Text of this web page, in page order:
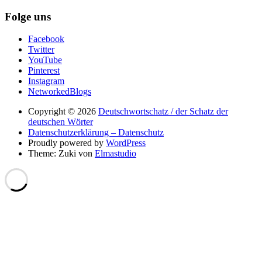
Folge uns
Facebook
Twitter
YouTube
Pinterest
Instagram
NetworkedBlogs
Copyright © 2026 Deutschwortschatz / der Schatz der
deutschen Wörter
Datenschutzerklärung – Datenschutz
Proudly powered by WordPress
Theme: Zuki von Elmastudio